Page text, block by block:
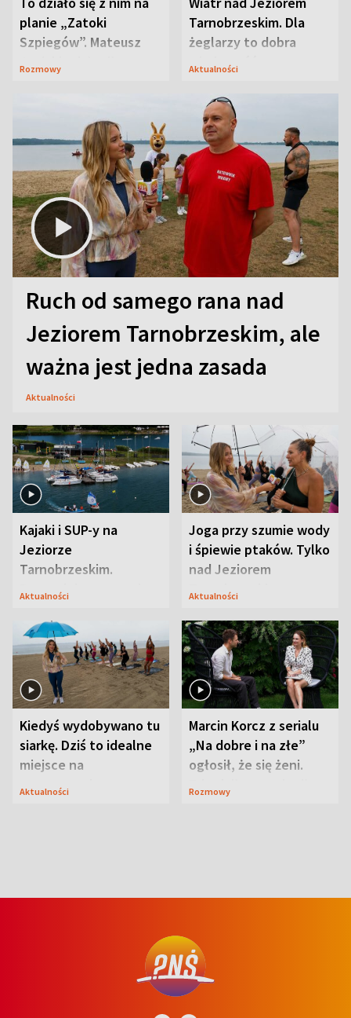
planie „Zatoki
Szpiegów”. Mateusz
Janicki odsłonił
Rozmowy
Tarnobrzeskim. Dla
żeglarzy to dobra
wiadomość
Aktualności
Ruch od samego rana nad
Jeziorem Tarnobrzeskim, ale
ważna jest jedna zasada
Aktualności
Kajaki i SUP-y na
Jeziorze
Tarnobrzeskim.
Przyrodnicy zwracają
Aktualności
Joga przy szumie wody
i śpiewie ptaków. Tylko
nad Jeziorem
Tarnobrzeskim
Aktualności
Kiedyś wydobywano tu
siarkę. Dziś to idealne
miejsce na
wypoczynek
Aktualności
Marcin Korcz z serialu
„Na dobre i na złe”
ogłosił, że się żeni.
Zdradził, co zmienił
Rozmowy